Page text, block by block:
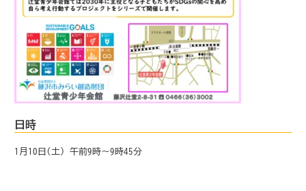
日時
1月10日(土) 午前9時～9時45分